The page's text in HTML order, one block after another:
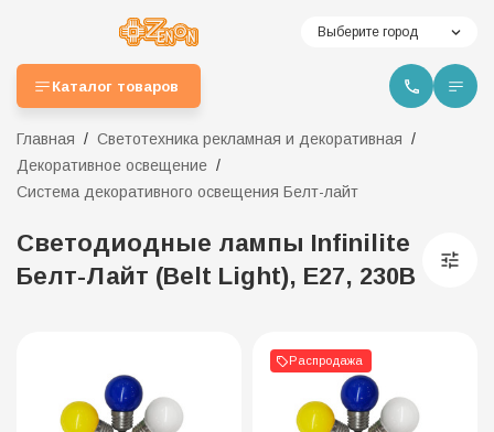
Выберите город
Каталог товаров
Главная
Светотехника рекламная и декоративная
Декоративное освещение
Система декоративного освещения Белт-лайт
Светодиодные лампы Infinilite
Белт-Лайт (Belt Light), Е27, 230В
Распродажа